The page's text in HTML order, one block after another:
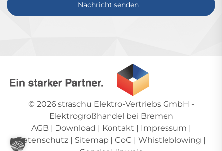
Nachricht senden
© 2026 straschu Elektro-Vertriebs GmbH -
Elektrogroßhandel bei Bremen
AGB
Download Kontakt Impressum
Datenschutz| Sitemap CoC Whistleblowing